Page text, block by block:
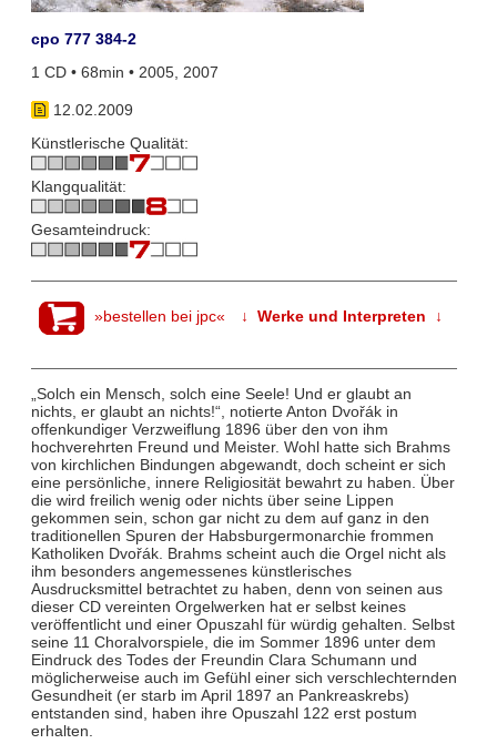
cpo 777 384-2
1 CD • 68min • 2005, 2007
12.02.2009
Künstlerische Qualität:
Klangqualität:
Gesamteindruck:
»bestellen bei jpc« ↓ Werke und Interpreten ↓
„Solch ein Mensch, solch eine Seele! Und er glaubt an
nichts, er glaubt an nichts!“, notierte Anton Dvořák in
offenkundiger Verzweiflung 1896 über den von ihm
hochverehrten Freund und Meister. Wohl hatte sich Brahms
von kirchlichen Bindungen abgewandt, doch scheint er sich
eine persönliche, innere Religiosität bewahrt zu haben. Über
die wird freilich wenig oder nichts über seine Lippen
gekommen sein, schon gar nicht zu dem auf ganz in den
traditionellen Spuren der Habsburgermonarchie frommen
Katholiken Dvořák. Brahms scheint auch die Orgel nicht als
ihm besonders angemessenes künstlerisches
Ausdrucksmittel betrachtet zu haben, denn von seinen aus
dieser CD vereinten Orgelwerken hat er selbst keines
veröffentlicht und einer Opuszahl für würdig gehalten. Selbst
seine 11 Choralvorspiele, die im Sommer 1896 unter dem
Eindruck des Todes der Freundin Clara Schumann und
möglicherweise auch im Gefühl einer sich verschlechternden
Gesundheit (er starb im April 1897 an Pankreaskrebs)
entstanden sind, haben ihre Opuszahl 122 erst postum
erhalten.